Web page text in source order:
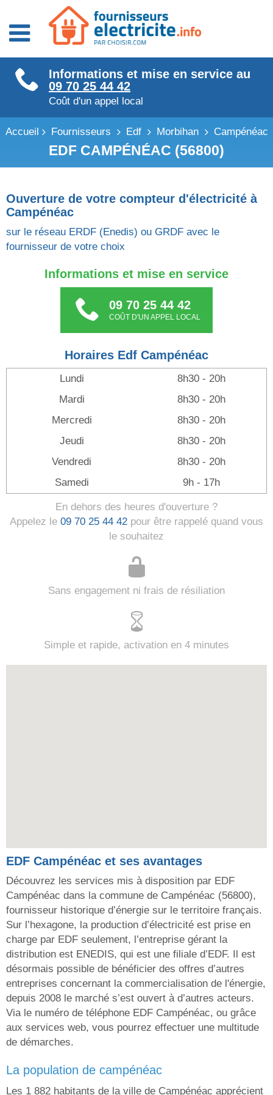
Fournisseurs énergie
Fournisseurs électricité
Fournisseurs gaz
Informations et mise en service au
09 70 25 44 42
Coût d'un appel local
Accueil Fournisseurs Edf Morbihan Campénéac
EDF CAMPÉNÉAC (56800)
Ouverture de votre compteur d'électricité à
Campénéac
sur le réseau ERDF (Enedis) ou GRDF avec le
fournisseur de votre choix
Informations et mise en service
09 70 25 44 42
COÛT D'UN APPEL LOCAL
Horaires Edf Campénéac
Lundi
8h30 - 20h
Mardi
8h30 - 20h
Mercredi
8h30 - 20h
Jeudi
8h30 - 20h
Vendredi
8h30 - 20h
Samedi
9h - 17h
En dehors des heures d'ouverture ?
Appelez le 09 70 25 44 42 pour être rappelé quand vous
le souhaitez
Sans engagement ni frais de résiliation
Simple et rapide, activation en 4 minutes
EDF Campénéac et ses avantages
Découvrez les services mis à disposition par EDF
Campénéac dans la commune de Campénéac (56800),
fournisseur historique d’énergie sur le territoire français.
Sur l’hexagone, la production d’électricité est prise en
charge par EDF seulement, l’entreprise gérant la
distribution est ENEDIS, qui est une filiale d’EDF. Il est
désormais possible de bénéficier des offres d’autres
entreprises concernant la commercialisation de l'énergie,
depuis 2008 le marché s’est ouvert à d’autres acteurs.
Via le numéro de téléphone EDF Campénéac, ou grâce
aux services web, vous pourrez effectuer une multitude
de démarches.
la population de campénéac
Les 1 882 habitants de la ville de Campénéac apprécient